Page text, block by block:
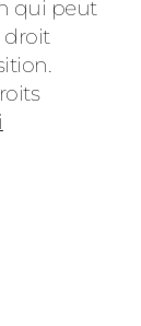
qui peut
droit